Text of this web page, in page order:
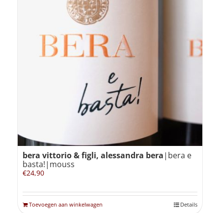
bera vittorio & figli, alessandra bera|bera e
basta!|mouss
€24,90
Toevoegen aan winkelwagen Details